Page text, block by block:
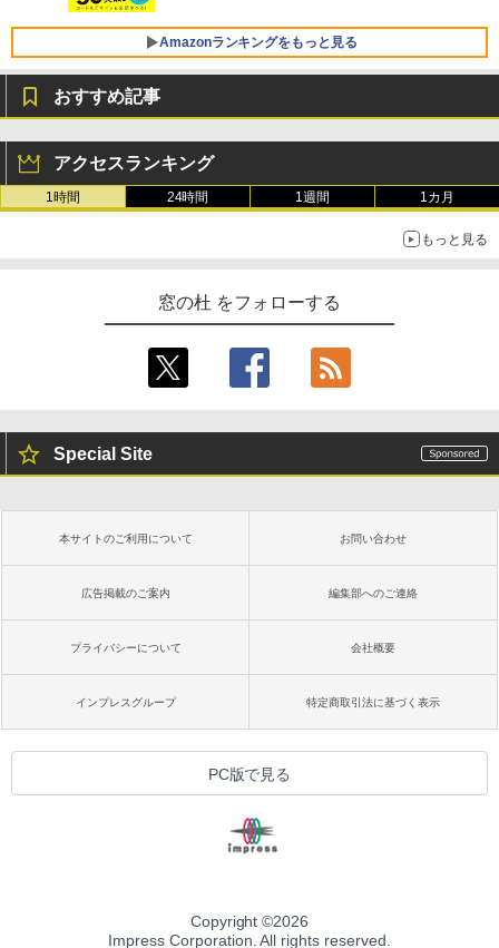
FMV ノートパソコン WE1-K3 (MS 365 P
ersonal/Copilotキー搭載/Win 11/15.6型/
Core i5/16GB/SSD 512GB/ホワイト) FM
VWK3E15W_AZ
￥119,800
Amazonランキングをもっと見る
ンチディスプレイ、色調調節ライト、12
週間持続バッテリー、広告なし、ブラッ
ク
Amazon Kindle - 目に優しい、かさばら
ない、大きな画面で読みやすい、6週間持
書籍リーダー、ブラック、16GB、広告な
Kindle Paperwhite シグニチャーエディ
るさ自動調整、色調調節ライト、12週間
持続バッテリー、広告なし、メタリック
Amazon Kindle Colorsoft | 16GBストレ
ージ、防水、7インチカラーディスプレ
イ、色調調節ライト、最大8週間持続バッ
テリー、広告無し、ブラック (2025年発
売)
￥39,980
New Amazon Kindle Scribe Colorsoft |
11インチカラーディスプレイ、64GBスト
き、グラファイト
おすすめ記事
アクセスランキング
1時間 24時間 1週間 1カ月
もっと見る
窓の杜 をフォローする
Special Site
本サイトのご利用について お問い合わせ
広告掲載のご案内 編集部へのご連絡
プライバシーについて 会社概要
インプレスグループ 特定商取引法に基づく表示
PC版で見る
Copyright ©2026
Impress Corporation. All rights reserved.